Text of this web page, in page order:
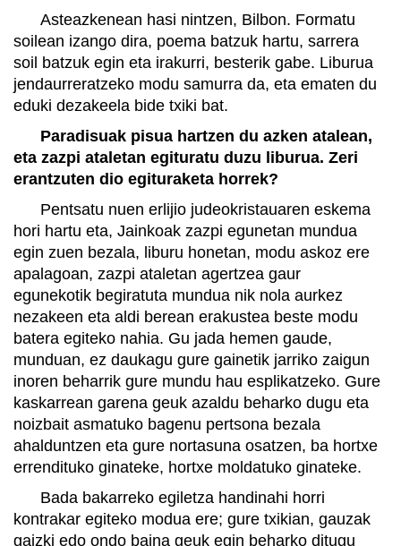
Asteazkenean hasi nintzen, Bilbon. Formatu
soilean izango dira, poema batzuk hartu, sarrera
soil batzuk egin eta irakurri, besterik gabe. Liburua
jendaurreratzeko modu samurra da, eta ematen du
eduki dezakeela bide txiki bat.
Paradisuak pisua hartzen du azken atalean,
eta zazpi ataletan egituratu duzu liburua. Zeri
erantzuten dio egituraketa horrek?
Pentsatu nuen erlijio judeokristauaren eskema
hori hartu eta, Jainkoak zazpi egunetan mundua
egin zuen bezala, liburu honetan, modu askoz ere
apalagoan, zazpi ataletan agertzea gaur
egunekotik begiratuta mundua nik nola aurkez
nezakeen eta aldi berean erakustea beste modu
batera egiteko nahia. Gu jada hemen gaude,
munduan, ez daukagu gure gainetik jarriko zaigun
inoren beharrik gure mundu hau esplikatzeko. Gure
kaskarrean garena geuk azaldu beharko dugu eta
noizbait asmatuko bagenu pertsona bezala
ahalduntzen eta gure nortasuna osatzen, ba hortxe
errendituko ginateke, hortxe moldatuko ginateke.
Bada bakarreko egiletza handinahi horri
kontrakar egiteko modua ere; gure txikian, gauzak
gaizki edo ondo baina geuk egin beharko ditugu